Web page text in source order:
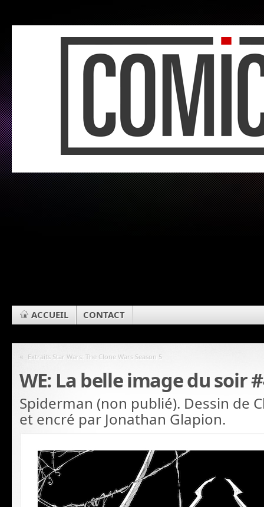
ACCUEIL CONTACT
« Extraits Star Wars: The Clone Wars Season 5
WE: La belle image du soir
Spiderman (non publié). Dessin de
et encré par Jonathan Glapion.